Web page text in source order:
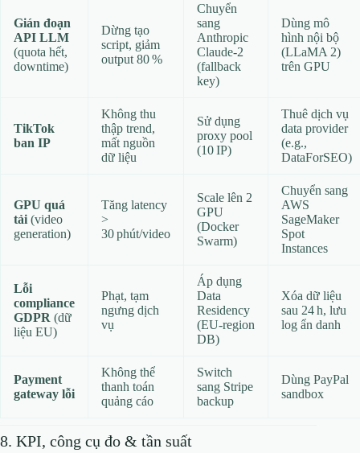
Gián đoạn
API LLM
(quota hết,
downtime)
Dừng tạo
script, giảm
output 80 %
Chuyển
sang
Anthropic
Claude‑2
(fallback
key)
Dùng mô
hình nội bộ
(LLaMA 2)
trên GPU
TikTok
ban IP
Không thu
thập trend,
mất nguồn
dữ liệu
Sử dụng
proxy pool
(10 IP)
Thuê dịch vụ
data provider
(e.g.,
DataForSEO)
GPU quá
tải (video
generation)
Tăng latency
>
30 phút/video
Scale lên 2
GPU
(Docker
Swarm)
Chuyển sang
AWS
SageMaker
Spot
Instances
Lỗi
compliance
GDPR (dữ
liệu EU)
Phạt, tạm
ngưng dịch
vụ
Áp dụng
Data
Residency
(EU‑region
DB)
Xóa dữ liệu
sau 24 h, lưu
log ẩn danh
Payment
gateway lỗi
Không thể
thanh toán
quảng cáo
Switch
sang Stripe
backup
Dùng PayPal
sandbox
8. KPI, công cụ đo & tần suất